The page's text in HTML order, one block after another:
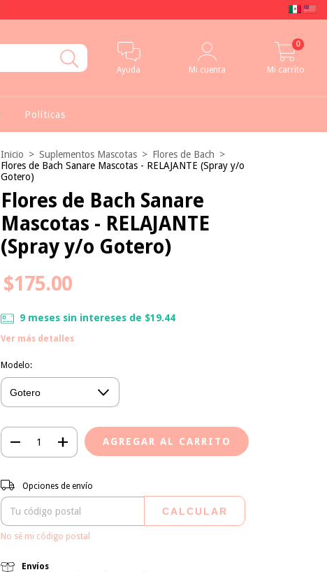
Ayuda Mi cuenta Mi carrito
0
Políticas
Inicio > Suplementos Mascotas > Flores de Bach >
Flores de Bach Sanare Mascotas - RELAJANTE (Spray y/o
Gotero)
Flores de Bach Sanare
Mascotas - RELAJANTE
(Spray y/o Gotero)
$175.00
9 meses sin intereses de $19.44
Ver más detalles
Modelo:
Entregas para el CP:
Opciones de envío
CALCULAR
No sé mi código postal
Envíos